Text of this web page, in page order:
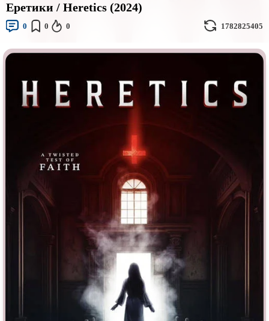
Аниме
Врачи
Индийское кино Киберпанк
Маги и Волшебники Наркотики
ПереводКубик в Кубе
Подростковая жестокость
Постапокалипсис Призраки
Про апокалипсис
Про богов Про богатых
Про ведьм
Про выживание
Про гонки
Еретики / Heretics (2024)
0 0 0 1782825405